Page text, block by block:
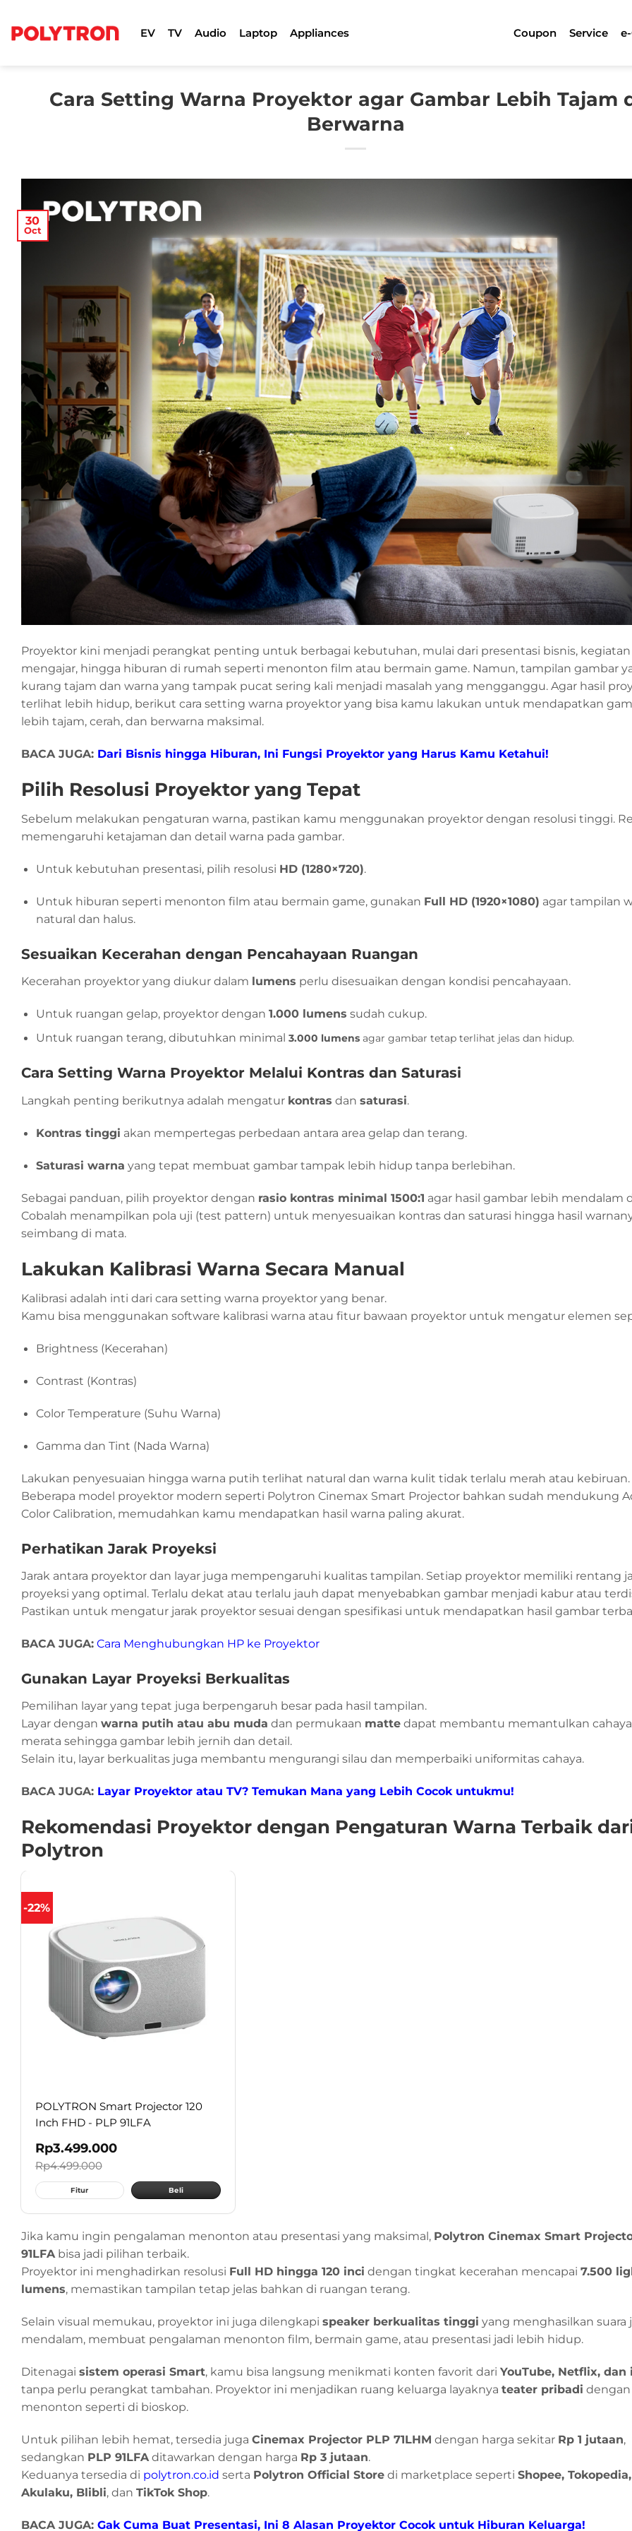
content
EV TV Audio Laptop Appliances Coupon Service
Cara Setting Warna Proyektor agar Gambar Lebih Tajam
Berwarna
30
Oct
Proyektor kini menjadi perangkat penting untuk berbagai kebutuhan, mulai dari presentasi bisnis, kegiatan
mengajar, hingga hiburan di rumah seperti menonton film atau bermain game. Namun, tampilan gambar
kurang tajam dan warna yang tampak pucat sering kali menjadi masalah yang mengganggu. Agar hasil
terlihat lebih hidup, berikut cara setting warna proyektor yang bisa kamu lakukan untuk mendapatkan
lebih tajam, cerah, dan berwarna maksimal.
BACA JUGA: Dari Bisnis hingga Hiburan, Ini Fungsi Proyektor yang Harus Kamu Ketahui!
Pilih Resolusi Proyektor yang Tepat
Sebelum melakukan pengaturan warna, pastikan kamu menggunakan proyektor dengan resolusi tinggi.
memengaruhi ketajaman dan detail warna pada gambar.
Untuk kebutuhan presentasi, pilih resolusi HD (1280×720).
Untuk hiburan seperti menonton film atau bermain game, gunakan Full HD (1920×1080) agar tampilan
natural dan halus.
Sesuaikan Kecerahan dengan Pencahayaan Ruangan
Kecerahan proyektor yang diukur dalam lumens perlu disesuaikan dengan kondisi pencahayaan.
Untuk ruangan gelap, proyektor dengan 1.000 lumens sudah cukup.
Untuk ruangan terang, dibutuhkan minimal 3.000 lumens agar gambar tetap terlihat jelas dan hidup.
Cara Setting Warna Proyektor Melalui Kontras dan Saturasi
Langkah penting berikutnya adalah mengatur kontras dan saturasi.
Kontras tinggi akan mempertegas perbedaan antara area gelap dan terang.
Saturasi warna yang tepat membuat gambar tampak lebih hidup tanpa berlebihan.
Sebagai panduan, pilih proyektor dengan rasio kontras minimal 1500:1 agar hasil gambar lebih mendalam
Cobalah menampilkan pola uji (test pattern) untuk menyesuaikan kontras dan saturasi hingga hasil
seimbang di mata.
Lakukan Kalibrasi Warna Secara Manual
Kalibrasi adalah inti dari cara setting warna proyektor yang benar.
Kamu bisa menggunakan software kalibrasi warna atau fitur bawaan proyektor untuk mengatur elemen
Brightness (Kecerahan)
Contrast (Kontras)
Color Temperature (Suhu Warna)
Gamma dan Tint (Nada Warna)
Lakukan penyesuaian hingga warna putih terlihat natural dan warna kulit tidak terlalu merah atau kebiruan.
Beberapa model proyektor modern seperti Polytron Cinemax Smart Projector bahkan sudah mendukung
Color Calibration, memudahkan kamu mendapatkan hasil warna paling akurat.
Perhatikan Jarak Proyeksi
Jarak antara proyektor dan layar juga mempengaruhi kualitas tampilan. Setiap proyektor memiliki rentang
proyeksi yang optimal. Terlalu dekat atau terlalu jauh dapat menyebabkan gambar menjadi kabur atau
Pastikan untuk mengatur jarak proyektor sesuai dengan spesifikasi untuk mendapatkan hasil gambar
BACA JUGA: Cara Menghubungkan HP ke Proyektor
Gunakan Layar Proyeksi Berkualitas
Pemilihan layar yang tepat juga berpengaruh besar pada hasil tampilan.
Layar dengan warna putih atau abu muda dan permukaan matte dapat membantu memantulkan cahaya
merata sehingga gambar lebih jernih dan detail.
Selain itu, layar berkualitas juga membantu mengurangi silau dan memperbaiki uniformitas cahaya.
BACA JUGA: Layar Proyektor atau TV? Temukan Mana yang Lebih Cocok untukmu!
Rekomendasi Proyektor dengan Pengaturan Warna Terbaik
Polytron
-22%
POLYTRON Smart Projector 120
Inch FHD - PLP 91LFA
Rp3.499.000
Rp4.499.000
Fitur Beli
Jika kamu ingin pengalaman menonton atau presentasi yang maksimal, Polytron Cinemax Smart
91LFAbisa jadi pilihan terbaik.
Proyektor ini menghadirkan resolusi Full HD hingga 120 inci dengan tingkat kecerahan mencapai 7.500
lumens, memastikan tampilan tetap jelas bahkan di ruangan terang.
Selain visual memukau, proyektor ini juga dilengkapi speaker berkualitas tinggi yang menghasilkan suara
mendalam, membuat pengalaman menonton film, bermain game, atau presentasi jadi lebih hidup.
Ditenagai sistem operasi Smart, kamu bisa langsung menikmati konten favorit dari YouTube, Netflix,
tanpa perlu perangkat tambahan. Proyektor ini menjadikan ruang keluarga layaknya teater pribadi dengan
menonton seperti di bioskop.
Untuk pilihan lebih hemat, tersedia juga Cinemax Projector PLP 71LHM dengan harga sekitar Rp 1 jutaan,
sedangkan PLP 91LFAditawarkan dengan harga Rp 3 jutaan.
Keduanya tersedia di polytron.co.id serta Polytron Official Store di marketplace seperti Shopee,
Akulaku, Blibli, dan TikTok Shop.
BACA JUGA: Gak Cuma Buat Presentasi, Ini 8 Alasan Proyektor Cocok untuk Hiburan Keluarga!